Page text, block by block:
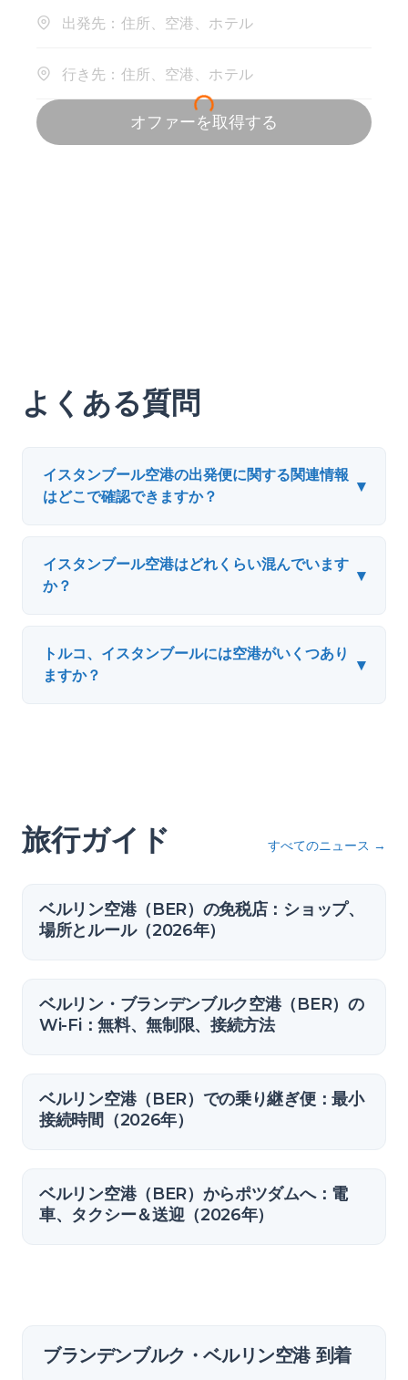
よくある質問
イスタンブール空港の出発便に関する関連情報
はどこで確認できますか？
▾
イスタンブール空港はどれくらい混んでいます
か？
▾
トルコ、イスタンブールには空港がいくつあり
ますか？
▾
旅行ガイド すべてのニュース →
ベルリン空港（BER）の免税店：ショップ、
場所とルール（2026年）
ベルリン・ブランデンブルク空港（BER）の
Wi-Fi：無料、無制限、接続方法
ベルリン空港（BER）での乗り継ぎ便：最小
接続時間（2026年）
ベルリン空港（BER）からポツダムへ：電
車、タクシー＆送迎（2026年）
ブランデンブルク・ベルリン空港 到着